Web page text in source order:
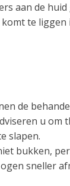
aan de
te
de
u
slapen.
bukken,
sneller